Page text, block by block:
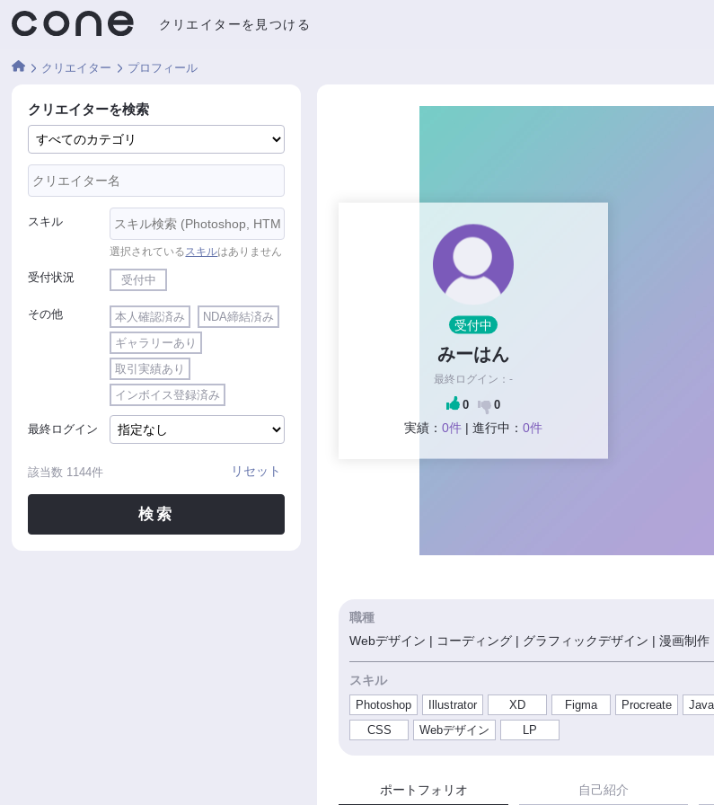
クリエイターを見つける
クリエイター プロフィール
クリエイターを検索
スキル
選択されているスキルはありません
受付状況 受付中
その他 本人確認済み
NDA締結済み
ギャラリーあり
取引実績あり
インボイス登録済み
最終ログイン
該当数 1144件 リセット
検索
受付中
みーはん
最終ログイン：-
0 0
実績：0件 | 進行中：0件
職種
Webデザイン | コーディング | グラフィックデザイン | 漫画制作
スキル
Photoshop Illustrator XD Figma Procreate
CSS
Webデザイン LP
ポートフォリオ 自己紹介